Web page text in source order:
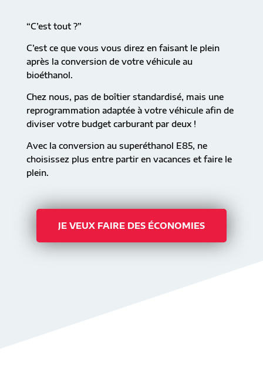
“C’est tout ?”
C’est ce que vous vous direz en faisant le plein
après la conversion de votre véhicule au
bioéthanol.
Chez nous, pas de boîtier standardisé, mais une
reprogrammation adaptée à votre véhicule afin de
diviser votre budget carburant par deux !
Avec la conversion au superéthanol E85, ne
choisissez plus entre partir en vacances et faire le
plein.
JE VEUX FAIRE DES ÉCONOMIES